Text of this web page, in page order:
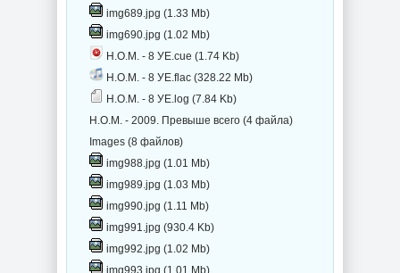
img689.jpg (1.33 Mb)
img690.jpg (1.02 Mb)
Н.О.М. - 8 УЕ.cue (1.74 Kb)
Н.О.М. - 8 УЕ.flac (328.22 Mb)
Н.О.М. - 8 УЕ.log (7.84 Kb)
Н.О.М. - 2009. Превыше всего (4 файла)
Images (8 файлов)
img988.jpg (1.01 Mb)
img989.jpg (1.03 Mb)
img990.jpg (1.11 Mb)
img991.jpg (930.4 Kb)
img992.jpg (1.02 Mb)